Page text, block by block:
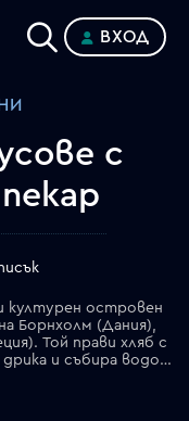
ВХОД
с
културен островен
Борнхолм (Дания),
Той прави хляб с
местни пекари, вари традиционната дрика и събира водорасли от заснежените брегове.